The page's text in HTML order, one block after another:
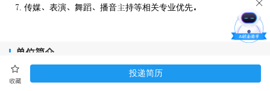
. 传媒表演舞蹈播音持等相关专业优先
单位简介
收藏
投递简历